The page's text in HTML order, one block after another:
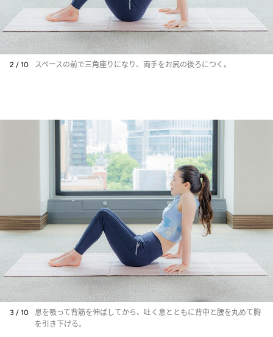
2 / 10 スペースの前で三角座りになり、両手をお尻の後ろにつく。
3 / 10
息を吸って背筋を伸ばしてから、吐く息とともに背中と腰を丸めて胸
を引き下げる。